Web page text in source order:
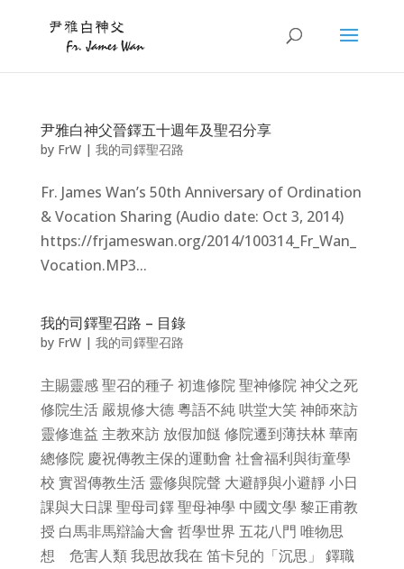
尹雅白神父晉鐸五十週年及聖召分享
by FrW| 我的司鐸聖召路
Fr. James Wan’s 50th Anniversary of Ordination
& Vocation Sharing (Audio date: Oct 3, 2014)
https://frjameswan.org/2014/100314_Fr_Wan_
Vocation.MP3...
我的司鐸聖召路 – 目錄
by FrW| 我的司鐸聖召路
主賜靈感 聖召的種子 初進修院 聖神修院 神父之死
修院生活 嚴規修大德 粵語不純 哄堂大笑 神師來訪
靈修進益 主教來訪 放假加餸 修院遷到薄扶林 華南
總修院 慶祝傳教主保的運動會 社會福利與街童學
校 實習傳教生活 靈修與院聲 大避靜與小避靜 小日
課與大日課 聖母司鐸 聖母神學 中國文學 黎正甫教
授 白馬非馬辯論大會 哲學世界 五花八門 唯物思
想 危害人類 我思故我在 笛卡兒的「沉思」 鐸職